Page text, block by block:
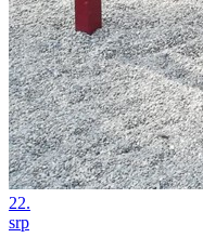
22.
srp